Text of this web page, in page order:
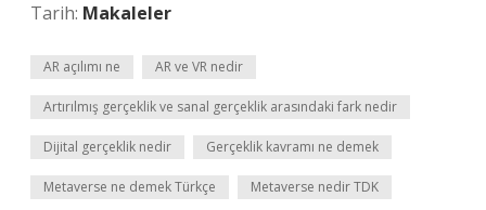
Tarih: Makaleler
AR açılımı ne AR ve VR nedir
Artırılmış gerçeklik ve sanal gerçeklik arasındaki fark nedir
Dijital gerçeklik nedir Gerçeklik kavramı ne demek
Metaverse ne demek Türkçe Metaverse nedir TDK